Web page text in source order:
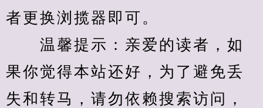
者更换浏揽器即可。
温馨提示：亲爱的读者，如
果你觉得本站还好，为了避免丢
失和转马，请勿依赖搜索访问，